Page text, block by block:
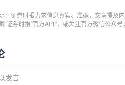
：证券时报力求信息真实、准确，文章提及
“证券时报”官方APP，或关注官方微信公众
发言